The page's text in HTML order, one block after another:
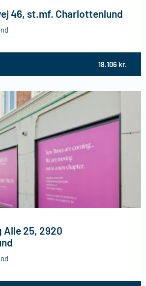
46, st.mf. Charlottenlund
18.106 kr.
25, 2920